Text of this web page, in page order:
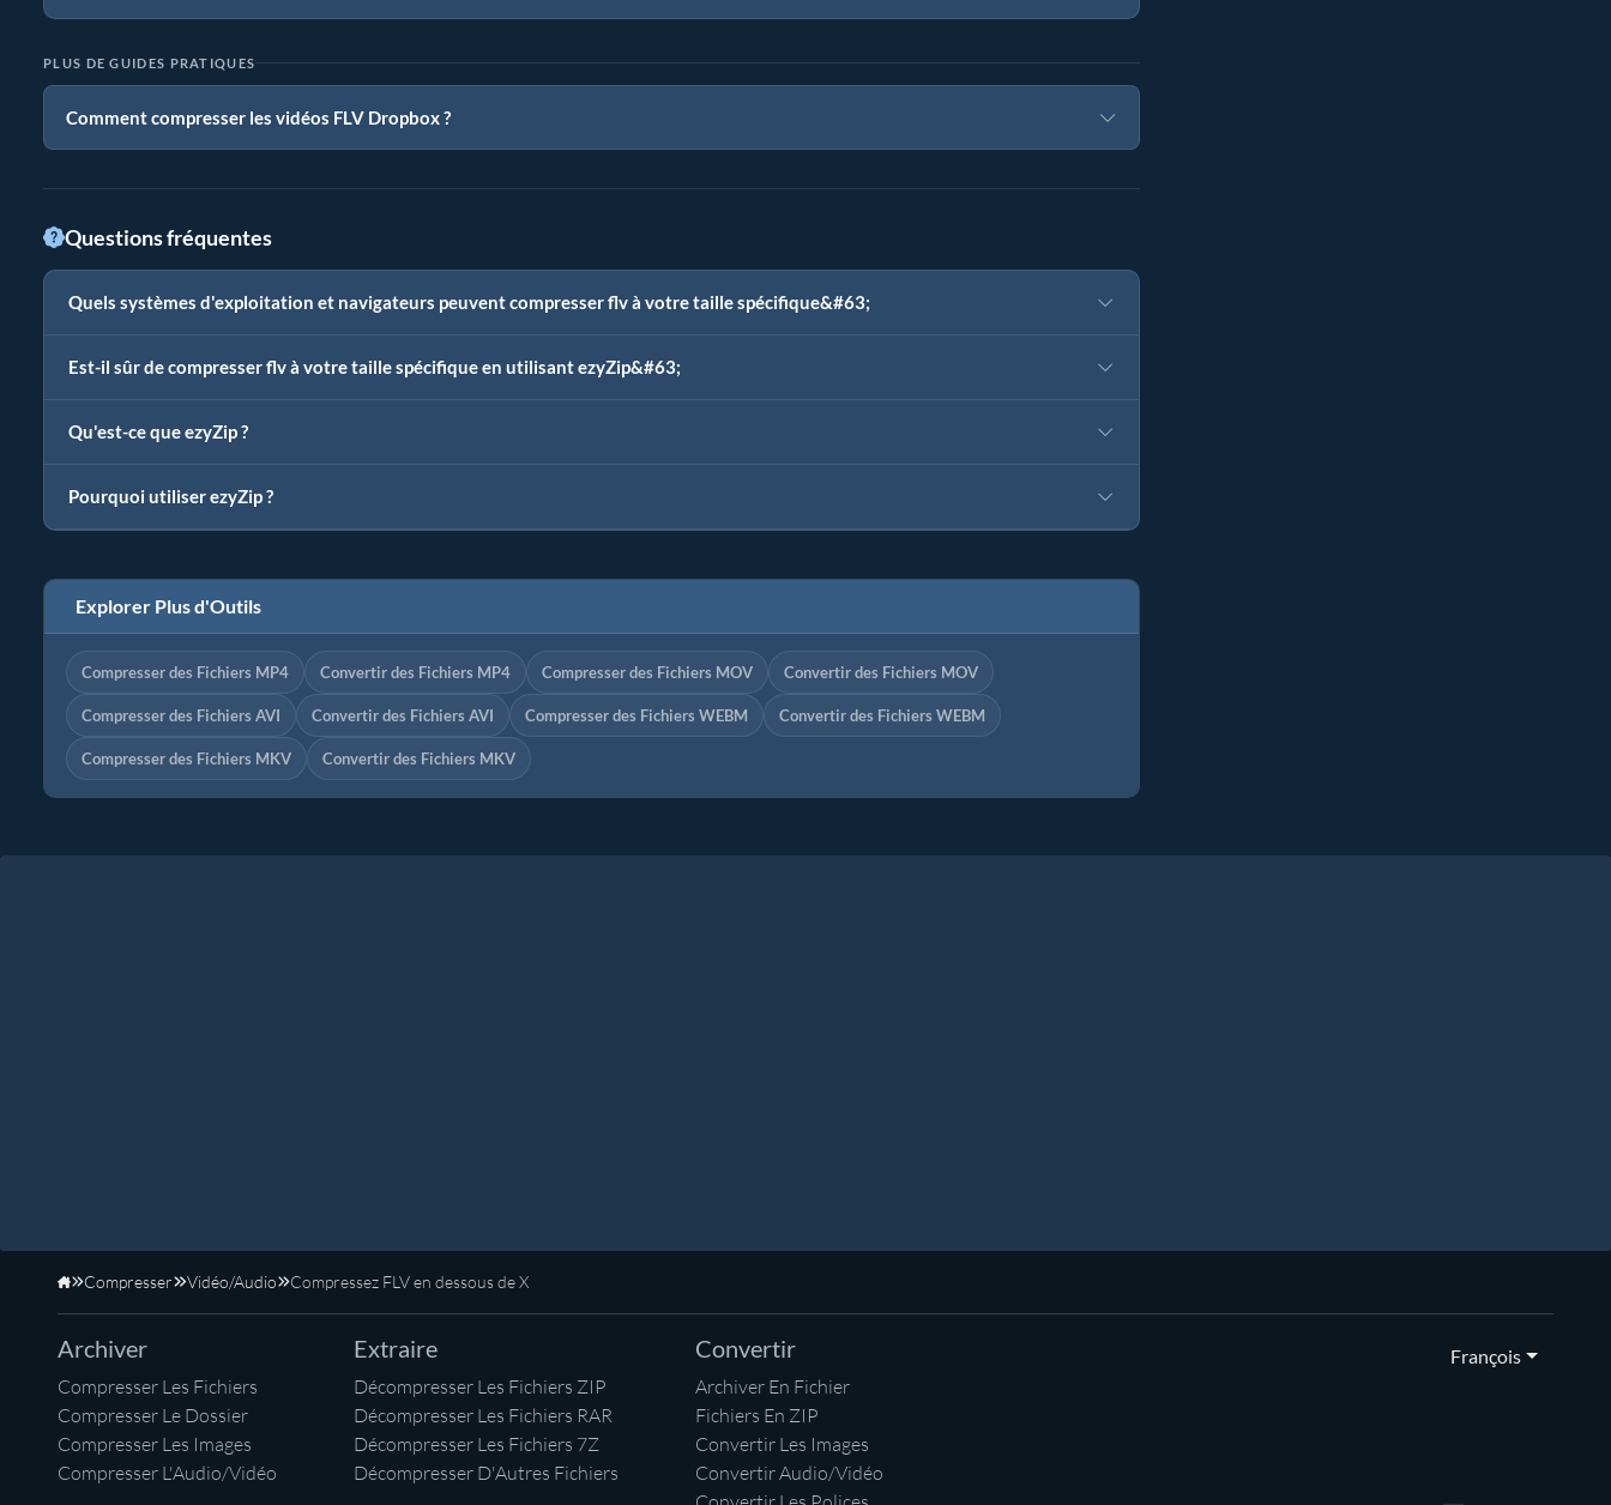
PLUS DE GUIDES PRATIQUES
Comment compresser les vidéos FLV Dropbox ?
Questions fréquentes
Quels systèmes d'exploitation et navigateurs peuvent compresser flv à votre taille spécifique&#63;
Est-il sûr de compresser flv à votre taille spécifique en utilisant ezyZip&#63;
Qu'est-ce que ezyZip ?
Pourquoi utiliser ezyZip ?
Explorer Plus d'Outils
Compresser des Fichiers MP4 Convertir des Fichiers MP4 Compresser des Fichiers MOV Convertir des Fichiers MOV
Compresser des Fichiers AVI Convertir des Fichiers AVI Compresser des Fichiers WEBM Convertir des Fichiers WEBM
Compresser des Fichiers MKV Convertir des Fichiers MKV
Accueil
Compresser Vidéo/Audio Compressez FLV en dessous de X
Archiver
Compresser Les Fichiers
Compresser Le Dossier
Compresser Les Images
Compresser L'Audio/Vidéo
Extraire
Décompresser Les Fichiers ZIP
Décompresser Les Fichiers RAR
Décompresser Les Fichiers 7Z
Décompresser D'Autres Fichiers
Convertir
Archiver En Fichier
Fichiers En ZIP
Convertir Les Images
Convertir Audio/Vidéo
François